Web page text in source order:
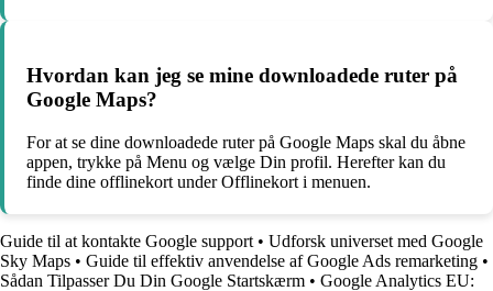
Hvordan kan jeg se mine downloadede ruter på
Google Maps?
For at se dine downloadede ruter på Google Maps skal du åbne
appen, trykke på Menu og vælge Din profil. Herefter kan du
finde dine offlinekort under Offlinekort i menuen.
Guide til at kontakte Google support • Udforsk universet med Google
Sky Maps • Guide til effektiv anvendelse af Google Ads remarketing •
Sådan Tilpasser Du Din Google Startskærm • Google Analytics EU: